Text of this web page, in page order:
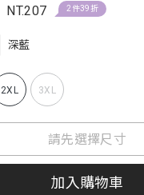
NT.207 2件39折
深藍
2XL 3XL
請先選擇尺寸
加入購物車